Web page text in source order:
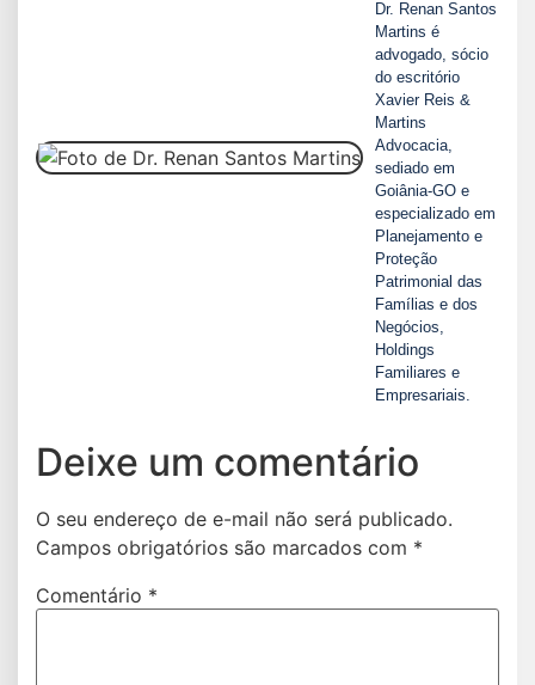
Dr. Renan Santos
Martins é
advogado, sócio
do escritório
Xavier Reis &
Martins
Advocacia,
sediado em
Goiânia-GO e
especializado em
Planejamento e
Proteção
Patrimonial das
Famílias e dos
Negócios,
Holdings
Familiares e
Empresariais.
Deixe um comentário
O seu endereço de e-mail não será publicado.
Campos obrigatórios são marcados com *
Comentário *